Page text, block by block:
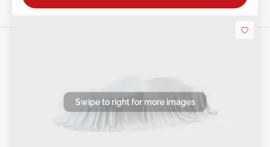
Swipe to right for more images